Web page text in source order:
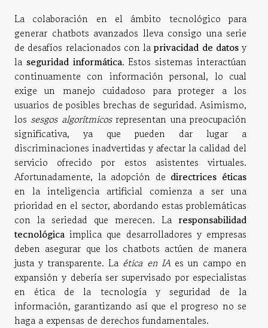
La colaboración en el ámbito tecnológico para
generar chatbots avanzados lleva consigo una serie
de desafíos relacionados con laprivacidad de datosy
la seguridad informática. Estos sistemas interactúan
continuamente con información personal, lo cual
exige un manejo cuidadoso para proteger a los
usuarios de posibles brechas de seguridad. Asimismo,
los sesgos algorítmicosrepresentan una preocupación
significativa, ya que pueden dar lugar a
discriminaciones inadvertidas y afectar la calidad del
servicio ofrecido por estos asistentes virtuales.
Afortunadamente, la adopción de directrices éticas
en la inteligencia artificial comienza a ser una
prioridad en el sector, abordando estas problemáticas
con la seriedad que merecen. La responsabilidad
tecnológica implica que desarrolladores y empresas
deben asegurar que los chatbots actúen de manera
justa y transparente. La ética en IAes un campo en
expansión y debería ser supervisado por especialistas
en ética de la tecnología y seguridad de la
información, garantizando así que el progreso no se
haga a expensas de derechos fundamentales.